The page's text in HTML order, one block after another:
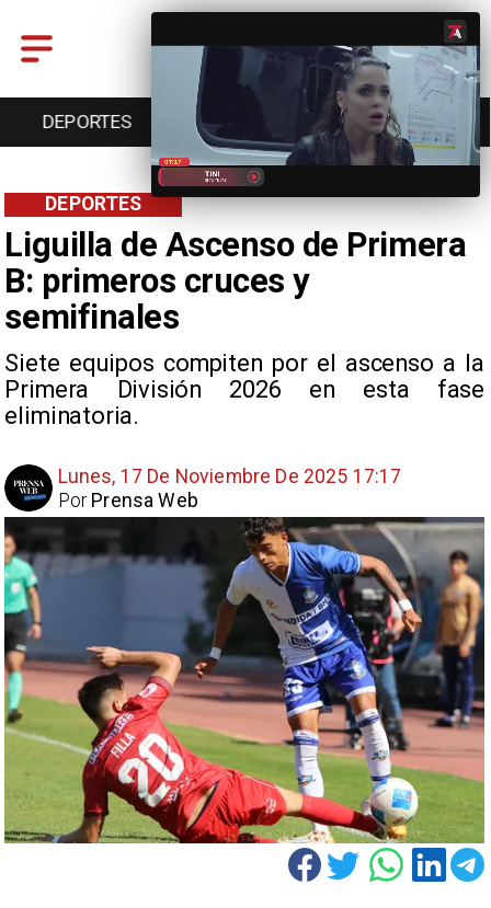
DEPORTES CULTURA TURISMO
Liguilla de Ascenso de Primera
B: primeros cruces y
semifinales
Siete equipos compiten por el ascenso a la
Primera División 2026 en esta fase
eliminatoria.
DEPORTES
Lunes, 17 De Noviembre De 2025 17:17
Prensa Web
Por